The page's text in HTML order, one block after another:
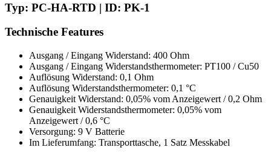
Typ: PC-HA-RTD | ID: PK-1
Technische Features
Ausgang / Eingang Widerstand: 400 Ohm
Ausgang / Eingang Widerstandsthermometer: PT100 / Cu50
Auflösung Widerstand: 0,1 Ohm
Auflösung Widerstandsthermometer: 0,1 °C
Genauigkeit Widerstand: 0,05% vom Anzeigewert / 0,2 Ohm
Genauigkeit Widerstandsthermometer: 0,05% vom
Anzeigewert / 0,6 °C
Versorgung: 9 V Batterie
Im Lieferumfang: Transporttasche, 1 Satz Messkabel